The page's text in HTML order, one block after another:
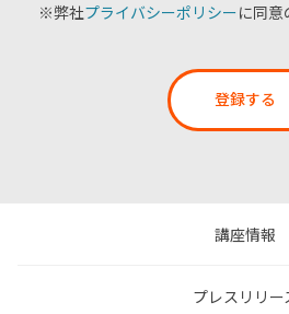
※弊社プライバシーポリシーに同意
登録する
講座情報
プレスリリー